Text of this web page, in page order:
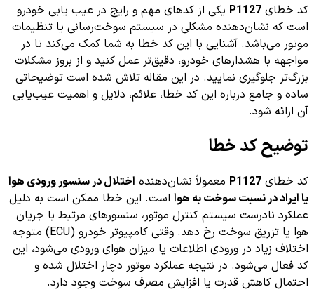
کد خطای P1127 یکی از کدهای مهم و رایج در عیب یابی خودرو
است که نشان‌دهنده مشکلی در سیستم سوخت‌رسانی یا تنظیمات
موتور می‌باشد. آشنایی با این کد خطا به شما کمک می‌کند تا در
مواجهه با هشدارهای خودرو، دقیق‌تر عمل کنید و از بروز مشکلات
بزرگ‌تر جلوگیری نمایید. در این مقاله تلاش شده است توضیحاتی
ساده و جامع درباره این کد خطا، علائم، دلایل و اهمیت عیب‌یابی
آن ارائه شود.
توضیح کد خطا
کد خطای P1127 معمولاً نشان‌دهنده اختلال در سنسور ورودی هوا
یا ایراد در نسبت سوخت به هوا است. این خطا ممکن است به دلیل
عملکرد نادرست سیستم کنترل موتور، سنسورهای مرتبط با جریان
هوا یا تزریق سوخت رخ دهد. وقتی کامپیوتر خودرو (ECU) متوجه
اختلاف زیاد در ورودی اطلاعات یا میزان هوای ورودی می‌شود، این
کد فعال می‌شود. در نتیجه عملکرد موتور دچار اختلال شده و
احتمال کاهش قدرت یا افزایش مصرف سوخت وجود دارد.